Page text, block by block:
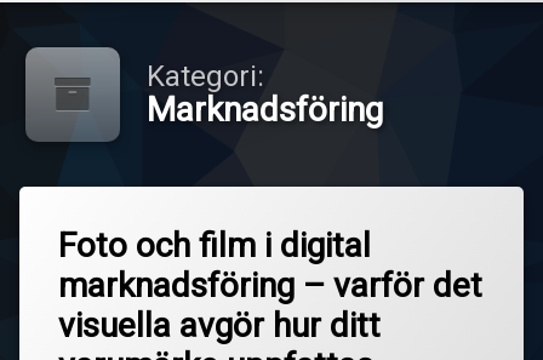
Kategori:
Marknadsföring
Foto och film i digital
marknadsföring – varför det
visuella avgör hur ditt